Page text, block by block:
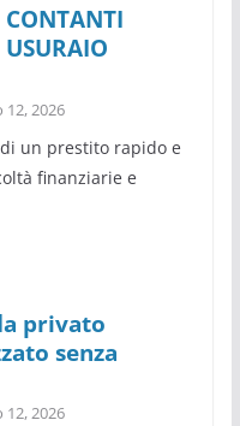
CONTANTI
12, 2026
un prestito rapido e
finanziarie e
privato
senza
12, 2026